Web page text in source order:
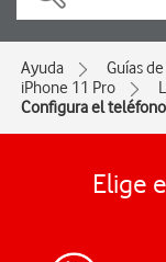
Ayuda Guías
iPhone 11 Pro
Configura el
Elige